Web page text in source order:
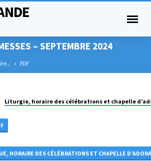
– SEPTEMBRE 2024
PDF
Liturgie, horaire des célébrations et chapelle
HORAIRE DES CÉLÉBRATIONS ET CHAPELLE